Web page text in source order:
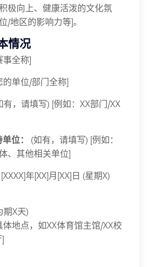
极向上、健康活泼的文化氛
/地区的影响力等]。
情况
事全称]
的单位/部门全称]
有，请填写) [例如：XX部门/XX
位：
(如有，请填写) [例如：
、其他相关单位]
[XXXX]年[XX]月[XX]日 (星期X)
期X天)
体地点，如XX体育馆主馆/XX校